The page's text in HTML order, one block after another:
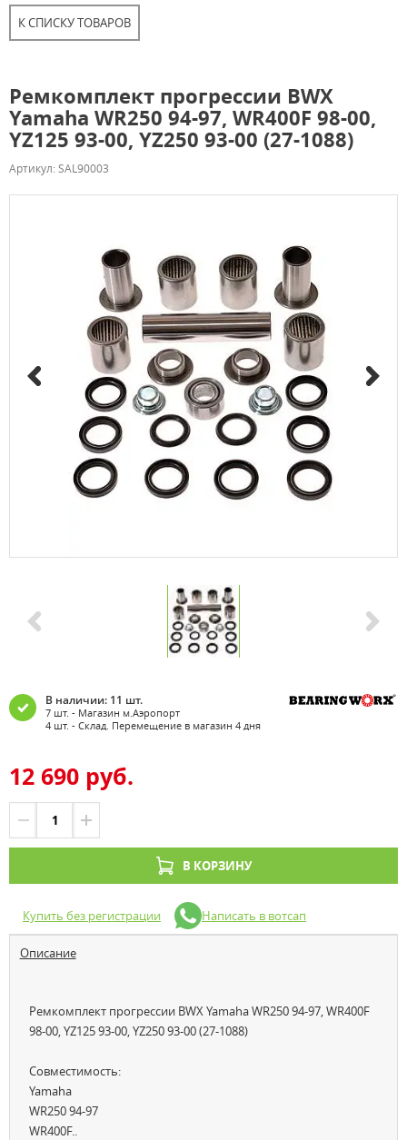
К СПИСКУ ТОВАРОВ
Ремкомплект прогрессии BWX
Yamaha WR250 94-97, WR400F 98-00,
YZ125 93-00, YZ250 93-00 (27-1088)
Артикул: SAL90003
В наличии: 11 шт.
7 шт. - Магазин м.Аэропорт
4 шт. - Склад. Перемещение в магазин 4 дня
12 690 руб.
В КОРЗИНУ
Купить без регистрации Написать в вотсап
Описание
Ремкомплект прогрессии BWX Yamaha WR250 94-97, WR400F
98-00, YZ125 93-00, YZ250 93-00 (27-1088)
Совместимость:
Yamaha
WR250 94-97
WR400F..